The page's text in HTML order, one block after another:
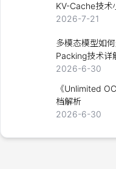
KV-Cache技术
2026-7-21
多模态模型如
Packing技术详
2026-6-30
《Unlimited
档解析
2026-6-30